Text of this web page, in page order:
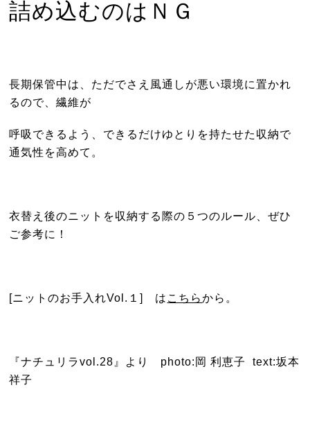
詰め込むのはＮＧ
長期保管中は、ただでさえ風通しが悪い環境に置かれ
るので、繊維が
呼吸できるよう、できるだけゆとりを持たせた収納で
通気性を高めて。
衣替え後のニットを収納する際の５つのルール、ぜひ
ご参考に！
[ニットのお手入れVol.１] は こちらから。
『ナチュリラvol.28』より photo:岡 利恵子 text:坂本
祥子